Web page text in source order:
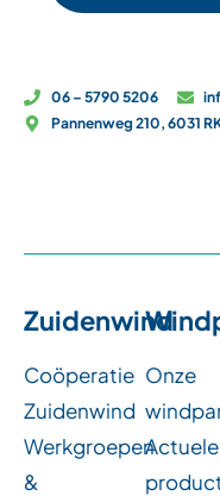
06 – 5790 5206
Pannenweg 210, 6031
Zuidenwind
Coöperatie
Zuidenwind
Werkgroepen
&
Onze
Actuele